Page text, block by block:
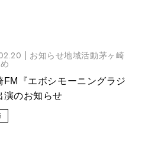
| お知らせ地域活動茅ヶ崎
FM『エボシモーニングラジ
演のお知らせ